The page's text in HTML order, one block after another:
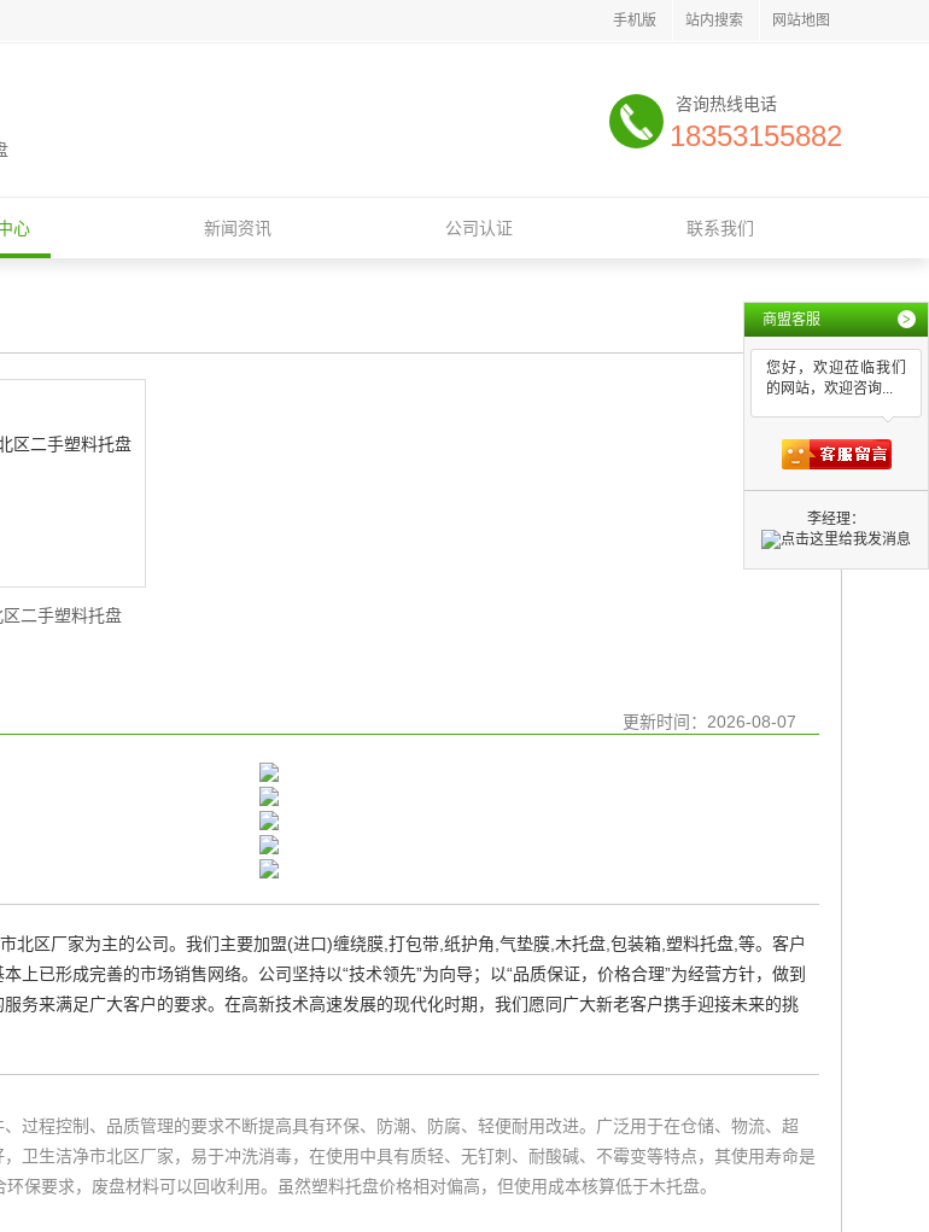
手机版 站内搜索 网站地图
咨询热线电话
18353155882
心 新闻资讯 公司认证 联系我们
二手塑料托盘
更新时间： 2026-08-07
北区厂家为主的公司。我们主要加盟(进口)缠绕膜,打包带,纸护角,气垫膜,木托盘,包装箱,塑料托盘,等。客户
上已形成完善的市场销售网络。公司坚持以“技术领先”为向导；以“品质保证，价格合理”为经营方针，做到
务来满足广大客户的要求。在高新技术高速发展的现代化时期，我们愿同广大新老客户携手迎接未来的挑
过程控制、品质管理的要求不断提高具有环保、防潮、防腐、轻便耐用改进。广泛用于在仓储、物流、超
，卫生洁净市北区厂家，易于冲洗消毒，在使用中具有质轻、无钉刺、耐酸碱、不霉变等特点，其使用寿命是
保要求，废盘材料可以回收利用。虽然塑料托盘价格相对偏高，但使用成本核算低于木托盘。
商盟客服 >
您好，欢迎莅临我们
的网站，欢迎咨询...
李经理：